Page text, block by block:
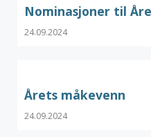
Nominasjoner til
24.09.2024
Årets måkevenn
24.09.2024